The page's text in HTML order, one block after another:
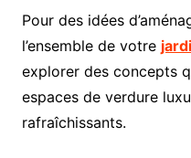
Pour des idées
l’ensemble de votre
explorer des concepts
espaces de verdure
rafraîchissants.